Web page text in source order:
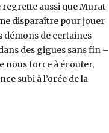
aussi que Murat
disparaître pour jouer
démons de certaines
des gigues sans fin –
nous force à écouter,
subi à l’orée de la